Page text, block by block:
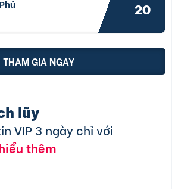
20
THAM GIA NGAY
lũy
VIP 3 ngày chỉ với
thêm